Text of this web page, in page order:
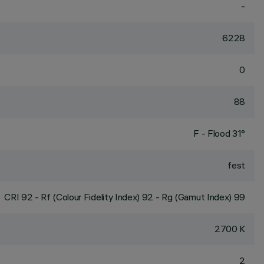
-
6228
0
88
F - Flood 31°
fest
CRI 92 - Rf (Colour Fidelity Index) 92 - Rg (Gamut Index) 99
2700 K
2